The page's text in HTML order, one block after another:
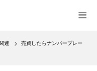
連
売買したらナンバープレー